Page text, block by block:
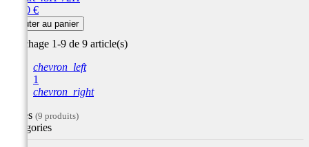
89,00 €
Ajouter au panier
Affichage 1-9 de 9 article(s)
chevron_left
1
chevron_right
Filtres (9 produits)
Catégories